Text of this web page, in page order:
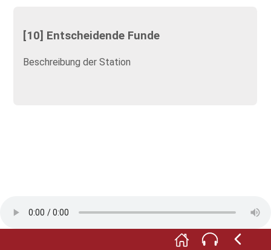
[10] Entscheidende Funde
Beschreibung der Station